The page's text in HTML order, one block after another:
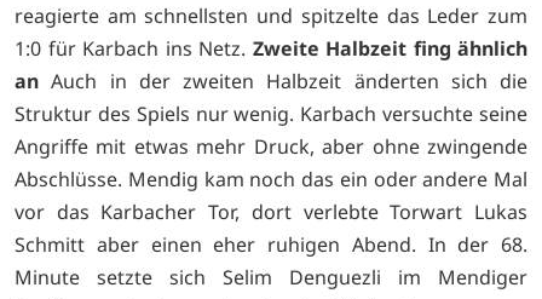
reagierte am schnellsten und spitzelte das Leder zum
1:0 für Karbach ins Netz. Zweite Halbzeit fing ähnlich
an Auch in der zweiten Halbzeit änderten sich die
Struktur des Spiels nur wenig. Karbach versuchte seine
Angriffe mit etwas mehr Druck, aber ohne zwingende
Abschlüsse. Mendig kam noch das ein oder andere Mal
vor das Karbacher Tor, dort verlebte Torwart Lukas
Schmitt aber einen eher ruhigen Abend. In der 68.
Minute setzte sich Selim Denguezli im Mendiger